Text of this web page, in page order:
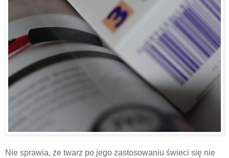
Nie sprawia, że twarz po jego zastosowaniu świeci się nie